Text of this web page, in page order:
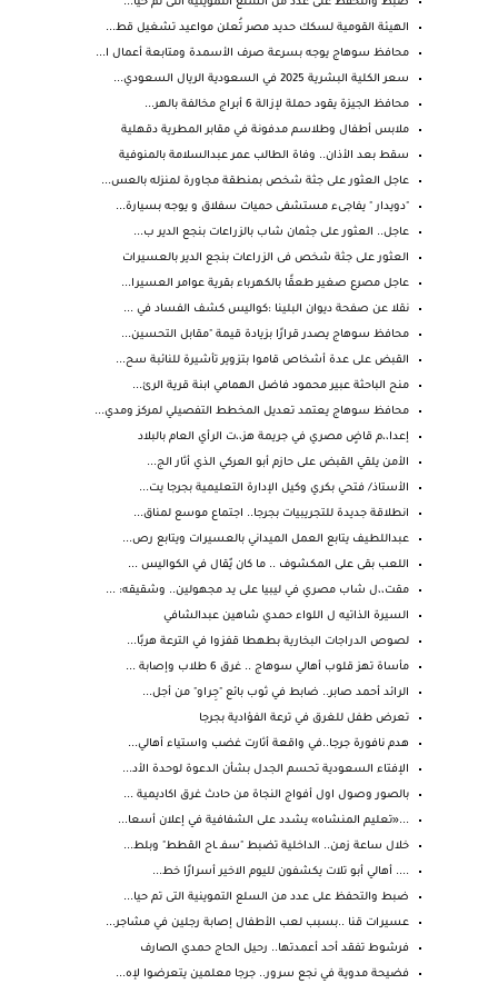
ضبط والتحفظ على عدد من السلع التموينية التى تم حيا...
الهيئة القومية لسكك حديد مصر تُعلن مواعيد تشغيل قط...
محافظ سوهاج يوجه بسرعة صرف الأسمدة ومتابعة أعمال ا...
سعر الكلية البشرية 2025 في السعودية الريال السعودي...
محافظ الجيزة يقود حملة لإزالة 6 أبراج مخالفة بالهر...
ملابس أطفال وطلاسم مدفونة في مقابر المطرية دقهلية
سقط بعد الأذان.. وفاة الطالب عمر عبدالسلامة بالمنوفية
عاجل العثور على جثة شخص بمنطقة مجاورة لمنزله بالعس...
"دويدار " يفاجىء مستشفى حميات سفلاق و يوجه بسيارة...
عاجل.. العثور على جثمان شاب بالزراعات بنجع الدير ب...
العثور على جثة شخص فى الزراعات بنجع الدير بالعسيرات
عاجل مصرع صغير طعقًا بالكهرباء بقرية عوامر العسيرا...
نقلا عن صفحة ديوان البلينا :كواليس كشف الفساد في ...
محافظ سوهاج يصدر قرارًا بزيادة قيمة "مقابل التحسين...
القبض على عدة أشخاص قاموا بتزوير تأشيرة للنائبة سح...
منح الباحثة عبير محمود فاضل الهمامي ابنة قرية الرئ...
محافظ سوهاج يعتمد تعديل المخطط التفصيلي لمركز ومدي...
إعدا،،م قاضٍ مصري في جريمة هز،،ت الرأي العام بالبلاد
الأمن يلقي القبض على حازم أبو العركي الذي أثار الج...
الأستاذ/ فتحي بكري وكيل الإدارة التعليمية بجرجا يت...
انطلاقة جديدة للتجريبيات بجرجا.. اجتماع موسع لمناق...
عبداللطيف يتابع العمل الميداني بالعسيرات ويتابع رص...
اللعب بقى على المكشوف .. ما كان يٌقال في الكواليس ...
مقت،،ل شاب مصري في ليبيا على يد مجهولين.. وشقيقه: ...
السيرة الذاتيه ل اللواء حمدي شاهين عبدالشافي
لصوص الدراجات البخارية بطهطا قفزوا في الترعة هربًا...
مأساة تهز قلوب أهالي سوهاج .. غرق 6 طلاب وإصابة ...
الرائد أحمد صابر.. ضابط في ثوب بائع "جِراو" من أجل...
تعرض طفل للغرق في ترعة الفؤادية بجرجا
هدم نافورة جرجا..في واقعة أثارت غضب واستياء أهالي...
الإفتاء السعودية تحسم الجدل بشأن الدعوة لوحدة الأد...
بالصور وصول اول أفواج النجاة من حادث غرق اكاديمية ...
...«تعليم المنشاه» يشدد على الشفافية في إعلان أسعا...
خلال ساعة زمن.. الداخلية تضبط "سفـ ـاح القطط" وبلط...
.... أهالي أبو تلات يكشفون لليوم الاخير أسرارًا خط...
ضبط والتحفظ على عدد من السلع التموينية التى تم حيا...
عسيرات قنا ..بسبب لعب الأطفال إصابة رجلين في مشاجر...
فرشوط تفقد أحد أعمدتها.. رحيل الحاج حمدي الصارف
فضيحة مدوية في نجع سرور.. جرجا معلمين يتعرضوا لإه...